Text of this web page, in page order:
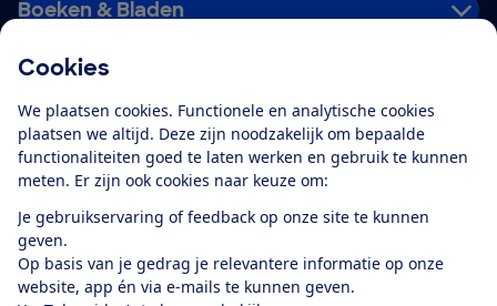
Cookies
We plaatsen cookies. Functionele en analytische cookies
plaatsen we altijd. Deze zijn noodzakelijk om bepaalde
functionaliteiten goed te laten werken en gebruik te kunnen
meten. Er zijn ook cookies naar keuze om:
Je gebruikservaring of feedback op onze site te kunnen
geven.
Op basis van je gedrag je relevantere informatie op onze
website, app én via e-mails te kunnen geven.
Boeken & Bladen
Alles over de
app
Algemene Voorwaarden
Privacyverklaring